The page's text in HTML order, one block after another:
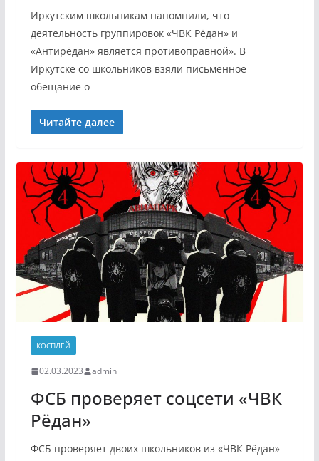
Иркутским школьникам напомнили, что
деятельность группировок «ЧВК Рёдан» и
«Антирёдан» является противоправной». В
Иркутске со школьников взяли письменное
обещание о
Читайте далее
КОСПЛЕЙ
02.03.2023 admin
ФСБ проверяет соцсети «ЧВК
Рёдан»
ФСБ проверяет двоих школьников из «ЧВК Рёдан»